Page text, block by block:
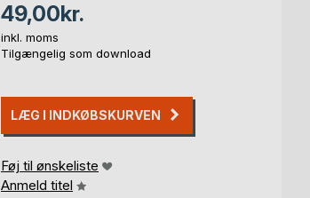
49,00kr.
inkl. moms
Tilgængelig som download
LÆG I INDKØBSKURVEN
Føj til ønskeliste
Anmeld titel